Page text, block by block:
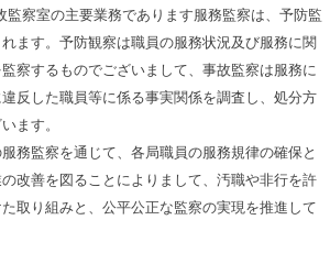
察室の主要業務であります服務監察は、予防監
ます。予防観察は職員の服務状況及び服務に関
察するものでございまして、事故監察は服務に
反した職員等に係る事実関係を調査し、処分方
ます。
務監察を通じて、各局職員の服務規律の確保と
改善を図ることによりまして、汚職や非行を許
取り組みと、公平公正な監察の実現を推進して